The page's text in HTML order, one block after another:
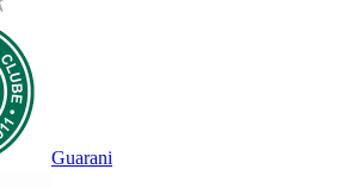
Guarani